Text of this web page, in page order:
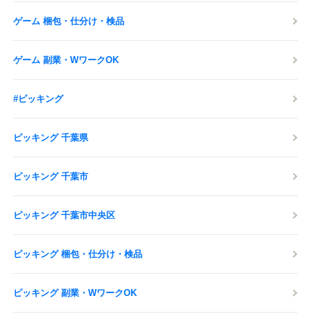
ゲーム 梱包・仕分け・検品
ゲーム 副業・WワークOK
#ピッキング
ピッキング 千葉県
ピッキング 千葉市
ピッキング 千葉市中央区
ピッキング 梱包・仕分け・検品
ピッキング 副業・WワークOK